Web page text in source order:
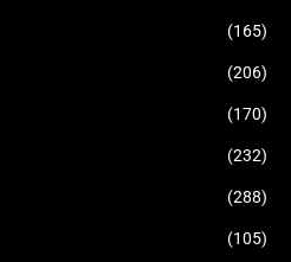
(165)
(206)
(170)
(232)
(288)
(105)